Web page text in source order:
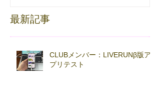
最新記事
CLUBメンバー：LIVERUNβ版ア
プリテスト